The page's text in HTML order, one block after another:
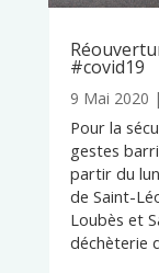
#covid19
9 Mai 2020 |
Pour la
gestes
partir du
de Saint-
Loubès et
déchèterie